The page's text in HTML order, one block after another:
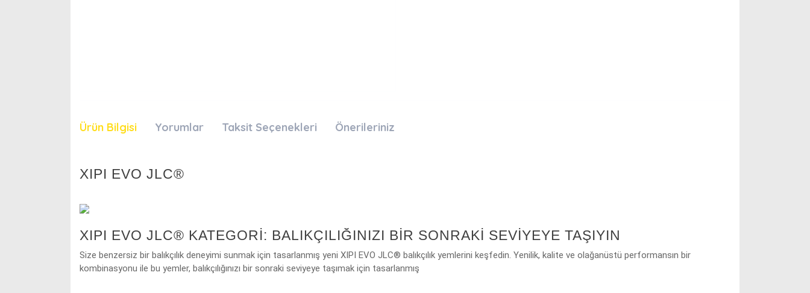
Ürün Bilgisi Yorumlar Taksit Seçenekleri Önerileriniz
XIPI EVO JLC®
XIPI EVO JLC® KATEGORI: BALIKÇILIĞINIZI BIR SONRAKI SEVIYEYE TAŞIYIN
Size benzersiz bir balıkçılık deneyimi sunmak için tasarlanmış yeni XIPI EVO JLC® balıkçılık yemlerini keşfedin. Yenilik, kalite ve olağanüstü performansın bir
kombinasyonu ile bu yemler, balıkçılığınızı bir sonraki seviyeye taşımak için tasarlanmış